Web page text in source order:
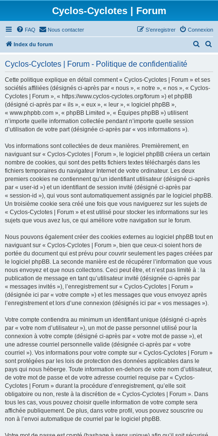
Cyclos-Cyclotes | Forum
FAQ Nous contacter Connexion
S’enregistrer
Index du forum
h
e
Cyclos-Cyclotes | Forum - Politique de confidentialité
Cette politique explique en détail comment « Cyclos-Cyclotes | Forum » et ses
sociétés affiliées (désignés ci-après par « nous », « notre », « nos », « Cyclos-
Cyclotes | Forum », « https://www.cyclos-cyclotes.org/forum ») et phpBB
(désigné ci-après par « ils », « eux », « leur », « logiciel phpBB »,
« www.phpbb.com », « phpBB Limited », « Équipes phpBB ») utilisent
n’importe quelle information collectée pendant n’importe quelle session
d’utilisation de votre part (désignée ci-après par « vos informations »).
Vos informations sont collectées de deux manières. Premièrement, en
naviguant sur « Cyclos-Cyclotes | Forum », le logiciel phpBB créera un certain
nombre de cookies, qui sont des petits fichiers textes téléchargés dans les
fichiers temporaires du navigateur Internet de votre ordinateur. Les deux
premiers cookies ne contiennent qu’un identifiant utilisateur (désigné ci-après
par « user-id ») et un identifiant de session invité (désigné ci-après par
« session-id »), qui vous sont automatiquement assignés par le logiciel phpBB.
Un troisième cookie sera créé une fois que vous naviguerez sur les sujets de
« Cyclos-Cyclotes | Forum » et est utilisé pour stocker les informations sur les
sujets que vous avez lus, ce qui améliore votre navigation sur le forum.
Nous pouvons également créer des cookies externes au logiciel phpBB tout en
naviguant sur « Cyclos-Cyclotes | Forum », bien que ceux-ci soient hors de
portée du document qui est prévu pour couvrir seulement les pages créées par
le logiciel phpBB. La seconde manière est de récupérer l’information que vous
nous envoyez et que nous collectons. Ceci peut être, et n’est pas limité à : la
publication de message en tant qu’utilisateur invité (désignée ci-après par
« messages invités »), l’enregistrement sur « Cyclos-Cyclotes | Forum »
(désignée ici par « votre compte ») et les messages que vous envoyez après
l’enregistrement et lors d’une connexion (désignés ici par « vos messages »).
Votre compte contiendra au minimum un identifiant unique (désigné ci-après
par « votre nom d’utilisateur »), un mot de passe personnel utilisé pour la
connexion à votre compte (désigné ci-après par « votre mot de passe »), et
une adresse courriel personnelle valide (désignée ci-après par « votre
courriel »). Vos informations pour votre compte sur « Cyclos-Cyclotes | Forum »
sont protégées par les lois de protection des données applicables dans le
pays qui nous héberge. Toute information en-dehors de votre nom d’utilisateur,
de votre mot de passe et de votre adresse courriel requise par « Cyclos-
Cyclotes | Forum » durant la procédure d’enregistrement, qu’elle soit
obligatoire ou non, reste à la discrétion de « Cyclos-Cyclotes | Forum ». Dans
tous les cas, vous pouvez choisir quelle information de votre compte sera
affichée publiquement. De plus, dans votre profil, vous pouvez souscrire ou
non à l’envoi automatique de courriel par le logiciel phpBB.